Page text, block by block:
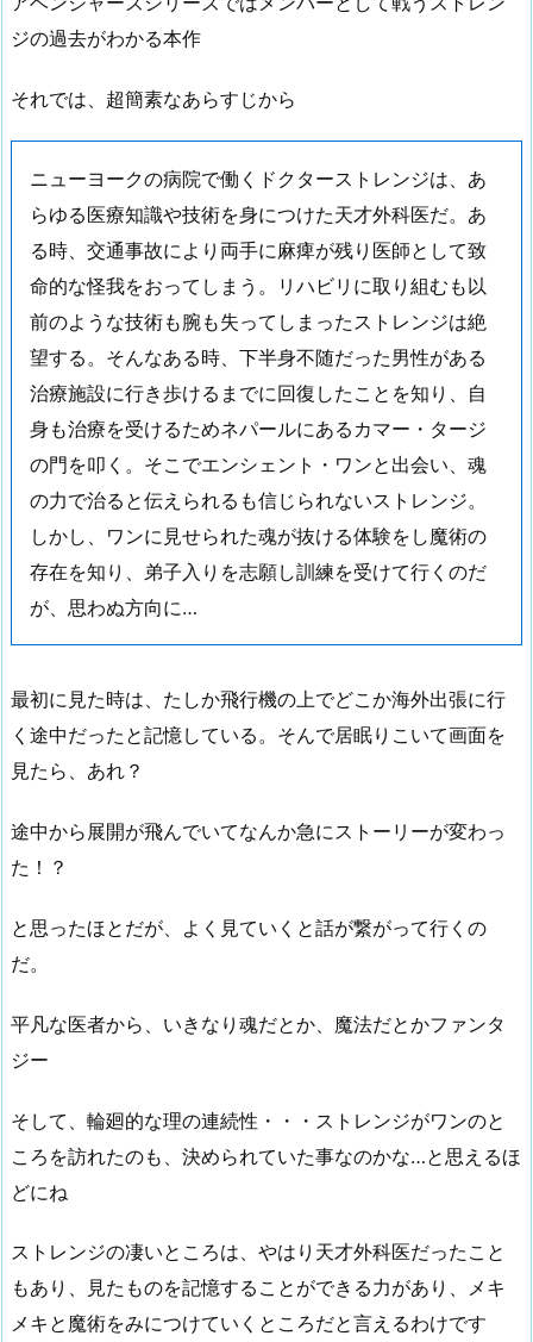
ジの過去がわかる本作
それでは、超簡素なあらすじから
ニューヨークの病院で働くドクターストレンジは、あ
らゆる医療知識や技術を身につけた天才外科医だ。あ
る時、交通事故により両手に麻痺が残り医師として致
命的な怪我をおってしまう。リハビリに取り組むも以
前のような技術も腕も失ってしまったストレンジは絶
望する。そんなある時、下半身不随だった男性がある
治療施設に行き歩けるまでに回復したことを知り、自
身も治療を受けるためネパールにあるカマー・タージ
の門を叩く。そこでエンシェント・ワンと出会い、魂
の力で治ると伝えられるも信じられないストレンジ。
しかし、ワンに見せられた魂が抜ける体験をし魔術の
存在を知り、弟子入りを志願し訓練を受けて行くのだ
が、思わぬ方向に…
最初に見た時は、たしか飛行機の上でどこか海外出張に行
く途中だったと記憶している。そんで居眠りこいて画面を
見たら、あれ？
途中から展開が飛んでいてなんか急にストーリーが変わっ
た！？
と思ったほとだが、よく見ていくと話が繋がって行くの
だ。
平凡な医者から、いきなり魂だとか、魔法だとかファンタ
ジー
そして、輪廻的な理の連続性・・・ストレンジがワンのと
ころを訪れたのも、決められていた事なのかな…と思えるほ
どにね
ストレンジの凄いところは、やはり天才外科医だったこと
もあり、見たものを記憶することができる力があり、メキ
メキと魔術をみにつけていくところだと言えるわけです